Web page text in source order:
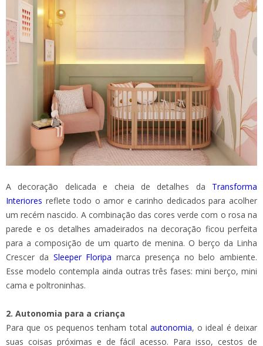
A decoração delicada e cheia de detalhes da Transforma
Interiores reflete todo o amor e carinho dedicados para acolher
um recém nascido. A combinação das cores verde com o rosa na
parede e os detalhes amadeirados na decoração ficou perfeita
para a composição de um quarto de menina. O berço da Linha
Crescer da Sleeper Floripa marca presença no belo ambiente.
Esse modelo contempla ainda outras três fases: mini berço, mini
cama e poltroninhas.
2. Autonomia para a criança
Para que os pequenos tenham total autonomia, o ideal é deixar
suas coisas próximas e de fácil acesso. Para isso, cestos de